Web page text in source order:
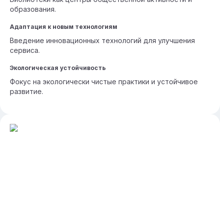
образования.
Адаптация к новым технологиям
Введение инновационных технологий для улучшения
сервиса.
Экологическая устойчивость
Фокус на экологически чистые практики и устойчивое
развитие.